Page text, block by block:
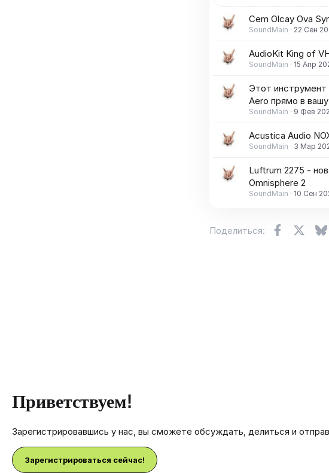
Cem Olcay Ova
SoundMain 22 Сен
AudioKit King of
SoundMain 15 Апр
Этот инструмент
Aero прямо в
SoundMain 9 Фев
Acustica Audio
SoundMain 3 Мар
Luftrum 2275 -
Omnisphere 2
SoundMain 10 Сен
Поделиться: Facebook
X
Приветствуем!
Зарегистрировавшись у нас, вы сможете обсуждать, делиться и
Зарегистрироваться сейчас!